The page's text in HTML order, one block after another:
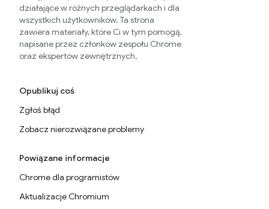
działające w różnych przeglądarkach i dla
wszystkich użytkowników. Ta strona
zawiera materiały, które Ci w tym pomogą,
napisane przez członków zespołu Chrome
oraz ekspertów zewnętrznych.
Opublikuj coś
Zgłoś błąd
Zobacz nierozwiązane problemy
Powiązane informacje
Chrome dla programistów
Aktualizacje Chromium